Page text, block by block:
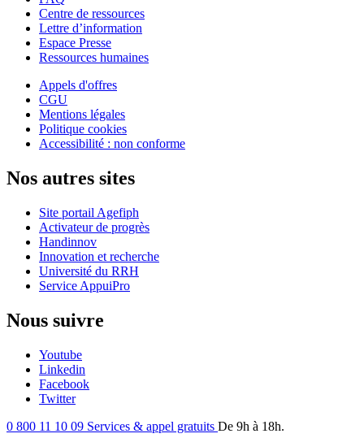
Centre de ressources
Lettre d’information
Espace Presse
Ressources humaines
Appels d'offres
CGU
Mentions légales
Politique cookies
Accessibilité : non conforme
Nos autres sites
Site portail Agefiph
Activateur de progrès
Handinnov
Innovation et recherche
Université du RRH
Service AppuiPro
Nous suivre
Youtube
Linkedin
Facebook
Twitter
0 800 11 10 09 Services & appel gratuits De 9h à 18h.